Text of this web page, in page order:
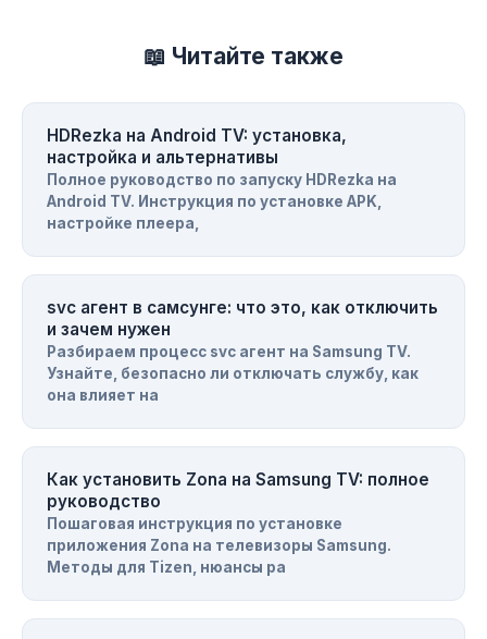
📖 Читайте также
HDRezka на Android TV: установка,
настройка и альтернативы
Полное руководство по запуску HDRezka на
Android TV. Инструкция по установке APK,
настройке плеера,
svc агент в самсунге: что это, как отключить
и зачем нужен
Разбираем процесс svc агент на Samsung TV.
Узнайте, безопасно ли отключать службу, как
она влияет на
Как установить Zona на Samsung TV: полное
руководство
Пошаговая инструкция по установке
приложения Zona на телевизоры Samsung.
Методы для Tizen, нюансы ра